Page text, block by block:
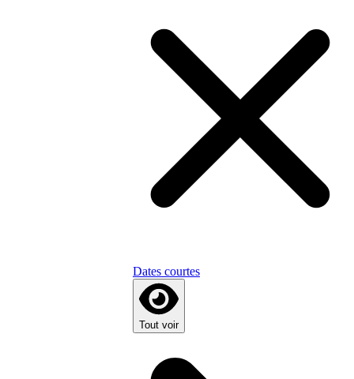
Dates courtes
Tout voir